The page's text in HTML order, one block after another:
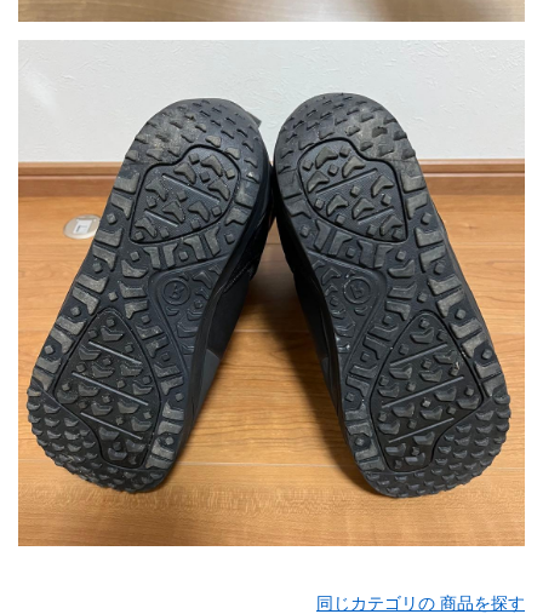
同じカテゴリの 商品を探す